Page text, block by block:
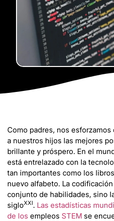
Como padres, nos
a nuestros hijos las mejores
brillante y próspero. En el
está entrelazado con la
tan importantes como los
nuevo alfabeto. La
conjunto de habilidades, sino
sigloXXI. Las estadísticas
de los empleos STEM se